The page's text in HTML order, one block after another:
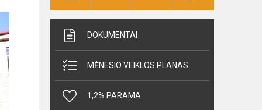
DOKUMENTAI
MĖNESIO VEIKLOS PLANAS
1,2% PARAMA